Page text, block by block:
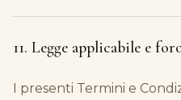
11. Legge applicabile e
I presenti Termini e